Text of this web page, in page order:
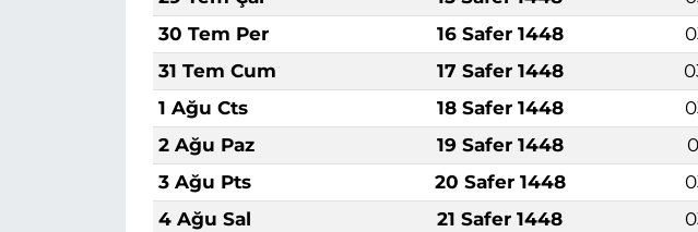
30 Tem Per
16 Safer 1448
31 Tem Cum
17 Safer 1448
1 Ağu Cts
18 Safer 1448
2 Ağu Paz
19 Safer 1448
3 Ağu Pts
20 Safer 1448
4 Ağu Sal
21 Safer 1448